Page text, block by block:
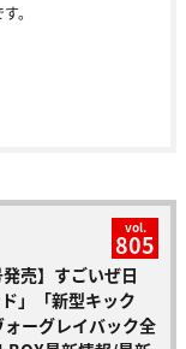
。
vol.
805
売】すごいぜ日
」「新型キック
ーグレイバック全